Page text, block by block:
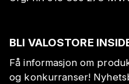
BLI VALOSTORE
Få informasjon om
og konkurranser!